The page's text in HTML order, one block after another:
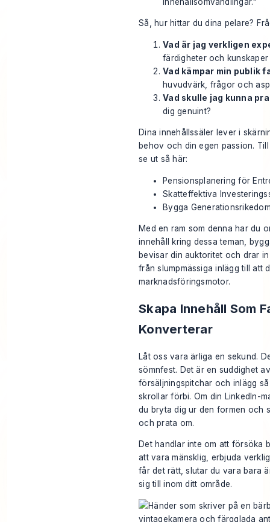
Så, hur hittar du dina pelare?
Vad är jag verkligen
färdigheter och
Vad kämpar min publik
huvudvärk, frågor och
Vad skulle jag kunna
dig genuint?
Dina innehållssäler lever i
behov och din egen passion.
se ut så här:
Pensionsplanering för
Skatteffektiva
Bygga
Med en ram som denna har du
innehåll kring dessa teman,
bevisar din auktoritet och drar
från slumpmässiga inlägg till att
marknadsföringsmotor.
Skapa Innehåll Som
Konverterar
Låt oss vara ärliga en sekund.
sömnfest. Det är en suddighet
försäljningspitchar och inlägg
skrollar förbi. Om din LinkedIn-
du bryta dig ur den formen och
och prata om.
Det handlar inte om att försöka
att vara mänsklig, erbjuda
får det rätt, slutar du vara bara
sig till inom ditt område.